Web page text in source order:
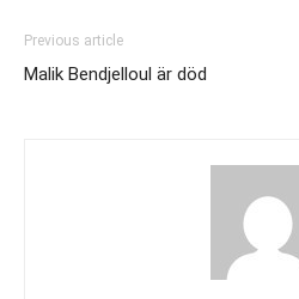
Previous article
Malik Bendjelloul är död